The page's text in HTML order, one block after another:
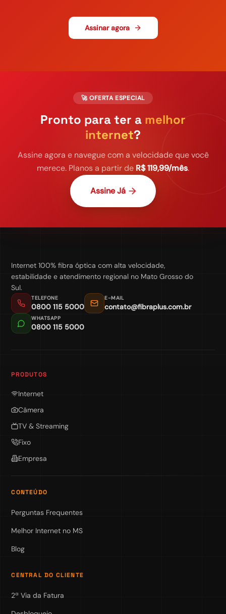
Assinar agora
🚀 OFERTA ESPECIAL
Pronto para ter a melhor
internet?
Assine agora e navegue com a velocidade que você
merece. Planos a partir de R$ 119,99/mês.
Assine Já
Internet 100% fibra óptica com alta velocidade,
estabilidade e atendimento regional no Mato Grosso do
Sul.
TELEFONE
0800 115 5000
E-MAIL
contato@fibraplus.com.br
WHATSAPP
0800 115 5000
PRODUTOS
Internet
Câmera
TV & Streaming
Fixo
Empresa
CONTEÚDO
Perguntas Frequentes
Melhor Internet no MS
Blog
CENTRAL DO CLIENTE
2ª Via da Fatura